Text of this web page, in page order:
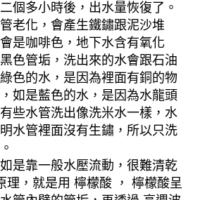
個多小時後，出水量恢復了。
老化，會產生鐵鏽跟泥沙堆
是咖啡色，地下水含有氧化
色管垢，洗出來的水會跟石油
色的水，是因為裡面有銅的物
如是藍色的水，是因為水龍頭
些水管洗出像洗米水一樣，水
水管裡面沒有生鏽，所以只洗
是靠一般水壓流動，很難清乾
理，就是用 檸檬酸 ， 檸檬酸呈